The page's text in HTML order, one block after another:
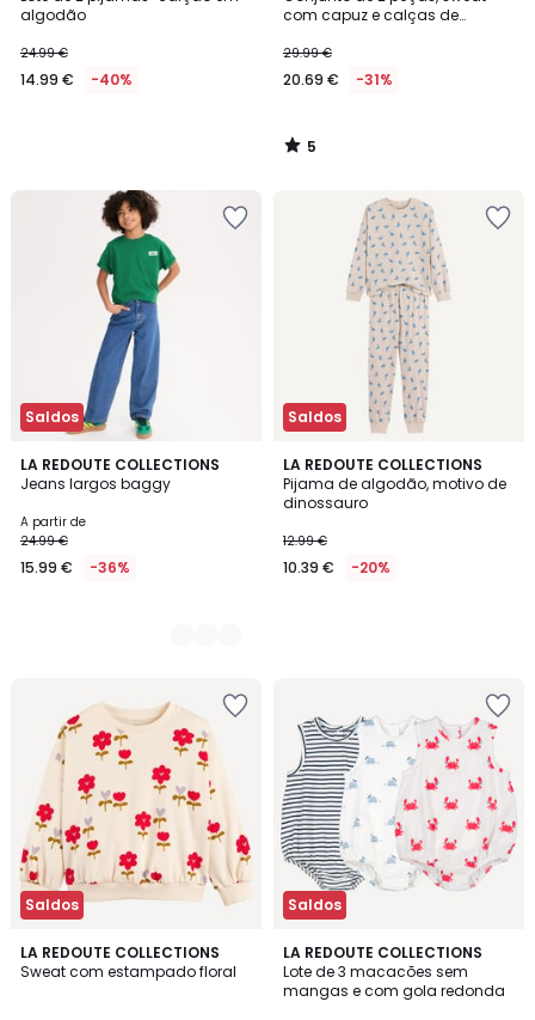
algodão
24.99 €
14.99 € -40%
com capuz e calças de
29.99 €
20.69 € -31%
5
5
/
Saldos
LA REDOUTE COLLECTIONS
Jeans largos baggy
A partir de
24.99 €
15.99 € -36%
3
Cores
Saldos
LA REDOUTE COLLECTIONS
Pijama de algodão, motivo de
dinossauro
12.99 €
10.39 € -20%
Saldos
LA REDOUTE COLLECTIONS
Sweat com estampado floral
5
/
Saldos
LA REDOUTE COLLECTIONS
Lote de 3 macacões sem
mangas e com gola redonda
5
/
5